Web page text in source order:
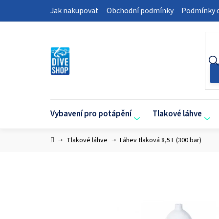
Jak nakupovat Obchodní podmínky Podmínky
Vybavení pro potápění Tlakové láhve
DomůTlakové láhve Láhev tlaková 8,5 L (300 bar)